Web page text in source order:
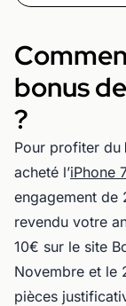
bonus
?
Pour profiter du
acheté l’iPhone
engagement de
revendu votre
10€ sur le site
Novembre et le
pièces